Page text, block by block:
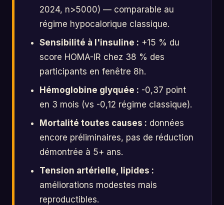
2024, n>5000) — comparable au
régime hypocalorique classique.
Sensibilité à l'insuline : +15 % du
score HOMA-IR chez 38 % des
participants en fenêtre 8h.
Hémoglobine glyquée : -0,37 point
en 3 mois (vs -0,12 régime classique).
Mortalité toutes causes : données
encore préliminaires, pas de réduction
démontrée à 5+ ans.
Tension artérielle, lipides :
améliorations modestes mais
reproductibles.